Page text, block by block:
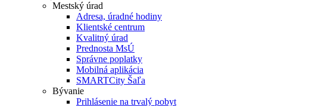
Mestský úrad
Adresa, úradné hodiny
Klientské centrum
Kvalitný úrad
Prednosta MsÚ
Správne poplatky
Mobilná aplikácia
SMARTCity Šaľa
Bývanie
Prihlásenie na trvalý pobyt